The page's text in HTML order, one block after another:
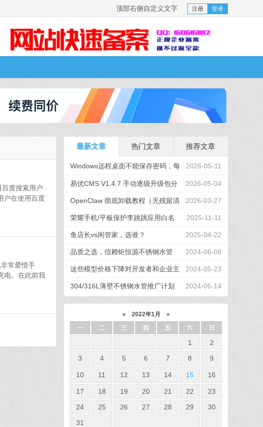
顶部右侧自定义文字 注册 登录
度搜索用户
户在使用百度
常爱惜手
电。在此前我
最新文章 热门文章 推荐文章
2026-05-11
Windows远程桌面不能保存密码，每
次都要求输入密码 2026-05-04
易优CMS V1.4.7 手动逐级升级包分
享（附官方教程） 2026-03-27
OpenClaw 彻底卸载教程（无残留清
理） 2025-11-11
荣耀手机/平板保护李跳跳应用白名
单后台运行 2025-04-22
鱼店长vs闲管家，选谁？
2024-06-08
品质之选，信赖钜恒源不锈钢水管
2024-05-23
这些模型价格下降对开发者和企业主
的影响 2024-05-14
304/316L薄壁不锈钢水管推广计划
« 2022年1月 »
一 二 三 四 五 六 日
1
2
3
4 5 6 7 8 9
10 11 12 13 14 15 16
17 18 19 20 21 22
23
24
25 26 27 28 29
30
31